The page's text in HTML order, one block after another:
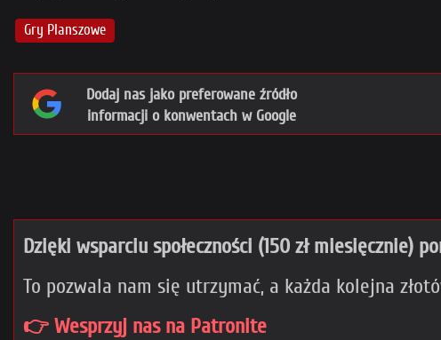
Gry Planszowe
Dodaj nas jako preferowane źródło
informacji o konwentach w Google
Dzięki wsparciu społeczności (150 zł
To pozwala nam się utrzymać, a każda kolejna
👉 Wesprzyj nas na Patronite